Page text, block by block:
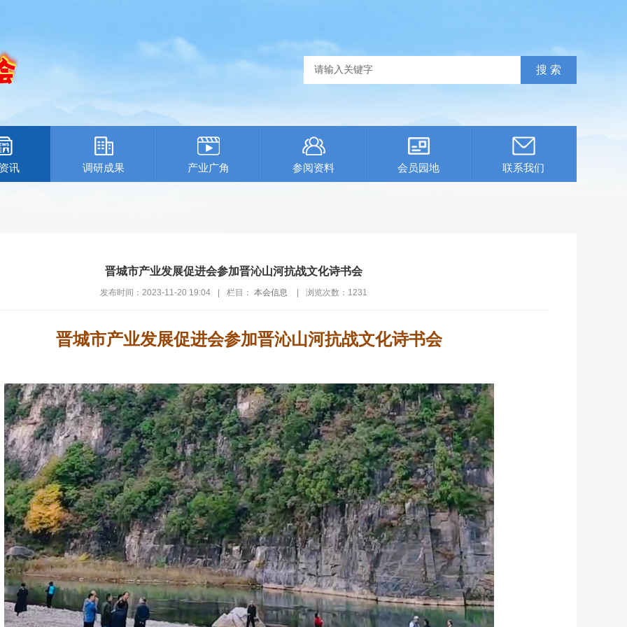
讯 调研成果 产业广角 参阅资料 会员园地 联系我们
晋城市产业发展促进会参加晋沁山河抗战文化诗书会
发布时间：2023-11-20 19:04 栏目： 本会信息 浏览次数： 1231
晋城市产业发展促进会参加晋沁山河抗战文化诗书会